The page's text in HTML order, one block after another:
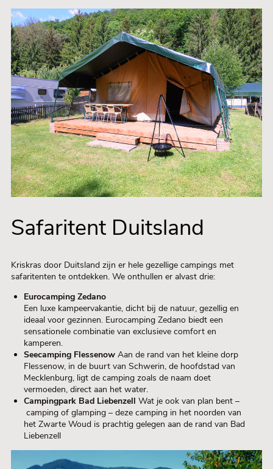
Safaritent Duitsland
Kriskras door Duitsland zijn er hele gezellige campings met
safaritenten te ontdekken. We onthullen er alvast drie:
Eurocamping Zedano
Een luxe kampeervakantie, dicht bij de natuur, gezellig en
ideaal voor gezinnen. Eurocamping Zedano biedt een
sensationele combinatie van exclusieve comfort en
kamperen.
Seecamping Flessenow Aan de rand van het kleine dorp
Flessenow, in de buurt van Schwerin, de hoofdstad van
Mecklenburg, ligt de camping zoals de naam doet
vermoeden, direct aan het water.
Campingpark Bad Liebenzell Wat je ook van plan bent –
camping of glamping – deze camping in het noorden van
het Zwarte Woud is prachtig gelegen aan de rand van Bad
Liebenzell